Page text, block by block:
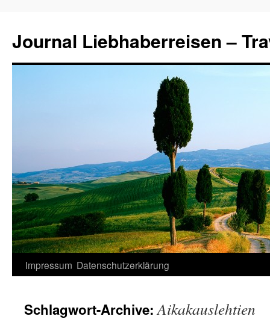
Journal Liebhaberreisen –
Zum
springen
Impressum Datenschutzerklärung
Schlagwort-Archive:Aikakauslehtien